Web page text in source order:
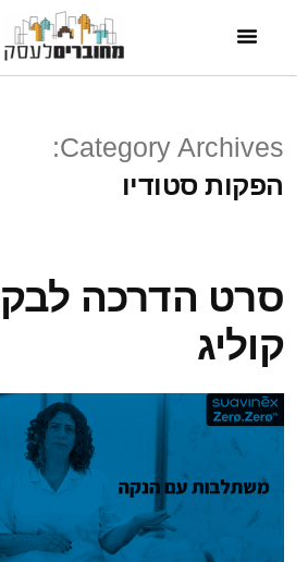
Category Archives:
הפקות סטודיו
סרט הדרכה
קוליג